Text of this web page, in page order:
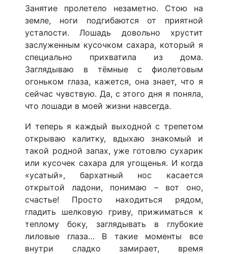
Занятие пролетело незаметно. Стою на
земле, ноги подгибаются от приятной
усталости. Лошадь довольно хрустит
заслуженным кусочком сахара, который я
специально прихватила из дома.
Заглядываю в тёмные с фиолетовым
огоньком глаза, кажется, она знает, что я
сейчас чувствую. Да, с этого дня я поняла,
что лошади в моей жизни навсегда.
И теперь я каждый выходной с трепетом
открываю калитку, вдыхаю знакомый и
такой родной запах, уже готовлю сухарик
или кусочек сахара для угощенья. И когда
«усатый», бархатный нос касается
открытой ладони, понимаю – вот оно,
счастье! Просто находиться рядом,
гладить шелковую гриву, прижиматься к
теплому боку, заглядывать в глубокие
лиловые глаза… В такие моменты все
внутри сладко замирает, время